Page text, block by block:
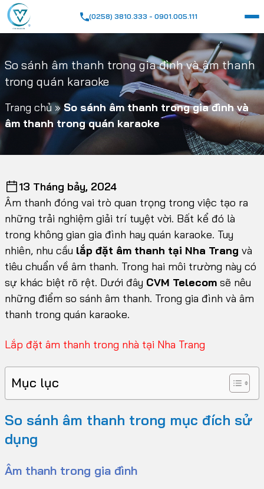
(0258) 3810.333 - 0901.005.111
So sánh âm thanh trong gia đình và âm thanh
trong quán karaoke
Trang chủ»So sánh âm thanh trong gia đình và
âm thanh trong quán karaoke
13 Tháng bảy, 2024
Âm thanh đóng vai trò quan trọng trong việc tạo ra
những trải nghiệm giải trí tuyệt vời. Bất kể đó là
trong không gian gia đình hay quán karaoke. Tuy
nhiên, nhu cầu lắp đặt âm thanh tại Nha Trang và
tiêu chuẩn về âm thanh. Trong hai môi trường này có
sự khác biệt rõ rệt. Dưới đây CVM Telecom sẽ nêu
những điểm so sánh âm thanh. Trong gia đình và âm
thanh trong quán karaoke.
Lắp đặt âm thanh trong nhà tại Nha Trang
Mục lục
So sánh âm thanh trong mục đích sử
dụng
Âm thanh trong gia đình